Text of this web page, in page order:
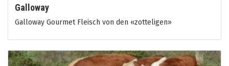
Galloway
Galloway Gourmet Fleisch von den «zotteligen»